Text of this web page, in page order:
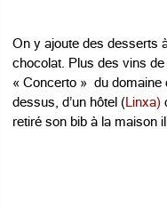
On y ajoute des desserts
chocolat. Plus des vins
« Concerto » du domaine
dessus, d’un hôtel ( Linxa)
retiré son bib à la maison